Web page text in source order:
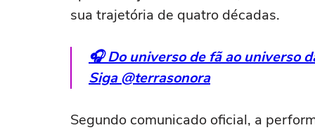
sua trajetória de quatro décadas.
🎧 Do universo de fã ao universo
Siga @terrasonora
Segundo comunicado oficial, a